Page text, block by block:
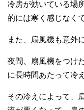
冷房が効いている場
的には寒く感じなく
また、扇風機も意外
夜間、扇風機をつけ
に長時間あたって冷
その冷えによって、